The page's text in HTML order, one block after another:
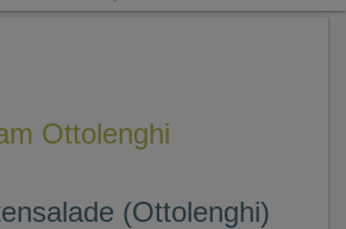
Ottolenghi
(Ottolenghi)